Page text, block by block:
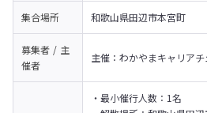
集合場所 和歌山県田辺市本宮町
募集者 / 主
催者
主催：わかやまキャリア
・最小催行人数：1名